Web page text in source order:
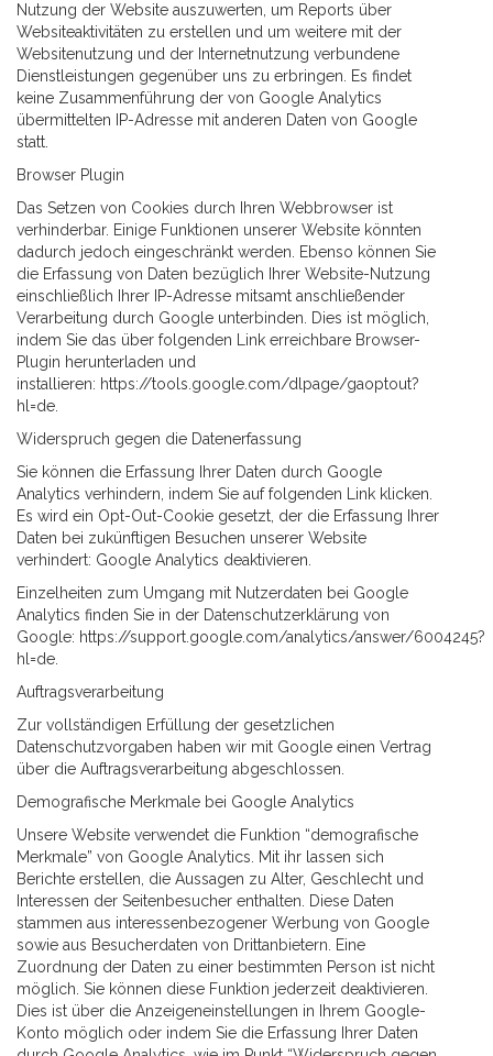
Nutzung der Website auszuwerten, um Reports über
Websiteaktivitäten zu erstellen und um weitere mit der
Websitenutzung und der Internetnutzung verbundene
Dienstleistungen gegenüber uns zu erbringen. Es findet
keine Zusammenführung der von Google Analytics
übermittelten IP-Adresse mit anderen Daten von Google
statt.
Browser Plugin
Das Setzen von Cookies durch Ihren Webbrowser ist
verhinderbar. Einige Funktionen unserer Website könnten
dadurch jedoch eingeschränkt werden. Ebenso können Sie
die Erfassung von Daten bezüglich Ihrer Website-Nutzung
einschließlich Ihrer IP-Adresse mitsamt anschließender
Verarbeitung durch Google unterbinden. Dies ist möglich,
indem Sie das über folgenden Link erreichbare Browser-
Plugin herunterladen und
installieren: https://tools.google.com/dlpage/gaoptout?
hl=de
Widerspruch gegen die Datenerfassung
Sie können die Erfassung Ihrer Daten durch Google
Analytics verhindern, indem Sie auf folgenden Link klicken.
Es wird ein Opt-Out-Cookie gesetzt, der die Erfassung Ihrer
Daten bei zukünftigen Besuchen unserer Website
verhindert: Google Analytics deaktivieren.
Einzelheiten zum Umgang mit Nutzerdaten bei Google
Analytics finden Sie in der Datenschutzerklärung von
Google: https://support.google.com/analytics/answer/6004245?
hl=de
Auftragsverarbeitung
Zur vollständigen Erfüllung der gesetzlichen
Datenschutzvorgaben haben wir mit Google einen Vertrag
über die Auftragsverarbeitung abgeschlossen.
Demografische Merkmale bei Google Analytics
Unsere Website verwendet die Funktion “demografische
Merkmale” von Google Analytics. Mit ihr lassen sich
Berichte erstellen, die Aussagen zu Alter, Geschlecht und
Interessen der Seitenbesucher enthalten. Diese Daten
stammen aus interessenbezogener Werbung von Google
sowie aus Besucherdaten von Drittanbietern. Eine
Zuordnung der Daten zu einer bestimmten Person ist nicht
möglich. Sie können diese Funktion jederzeit deaktivieren.
Dies ist über die Anzeigeneinstellungen in Ihrem Google-
Konto möglich oder indem Sie die Erfassung Ihrer Daten